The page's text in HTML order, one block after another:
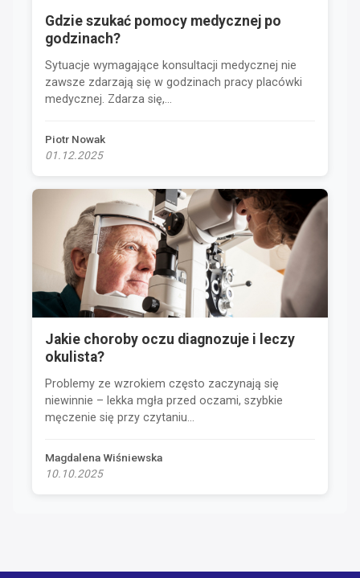
Gdzie szukać pomocy medycznej po
godzinach?
Sytuacje wymagające konsultacji medycznej nie
zawsze zdarzają się w godzinach pracy placówki
medycznej. Zdarza się,...
Piotr Nowak
01.12.2025
Jakie choroby oczu diagnozuje i leczy
okulista?
Problemy ze wzrokiem często zaczynają się
niewinnie – lekka mgła przed oczami, szybkie
męczenie się przy czytaniu...
Magdalena Wiśniewska
10.10.2025